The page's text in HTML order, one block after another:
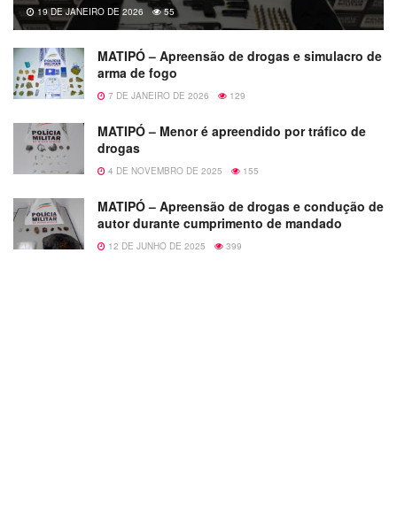
19 DE JANEIRO DE 2026 55
MATIPÓ – Apreensão de drogas e simulacro de
arma de fogo
7 DE JANEIRO DE 2026 129
MATIPÓ – Menor é apreendido por tráfico de
drogas
4 DE NOVEMBRO DE 2025 155
MATIPÓ – Apreensão de drogas e condução de
autor durante cumprimento de mandado
12 DE JUNHO DE 2025 399